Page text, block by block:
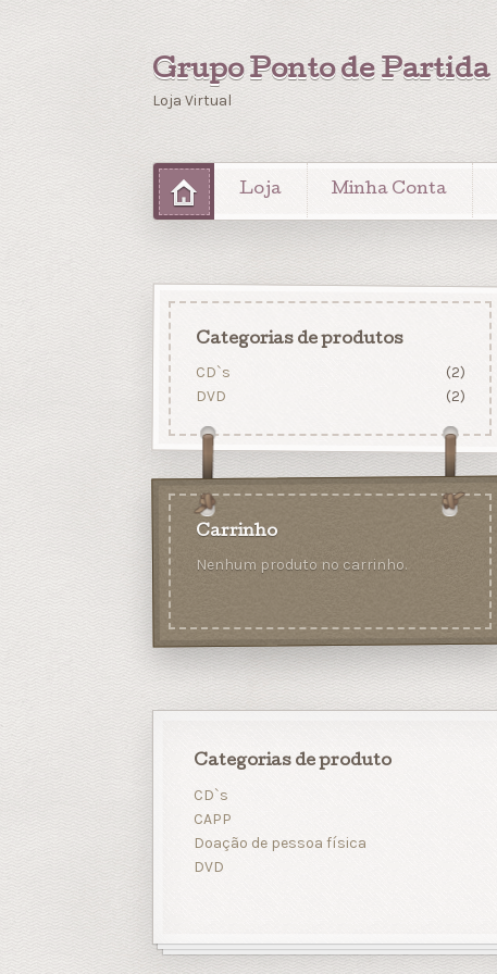
Grupo Ponto de Partida
Loja Virtual
Loja Minha Conta
Categorias de produtos
CD`s
(2)
DVD
(2)
Carrinho
Nenhum produto no carrinho.
Categorias de produto
CD`s
CAPP
Doação de pessoa física
DVD